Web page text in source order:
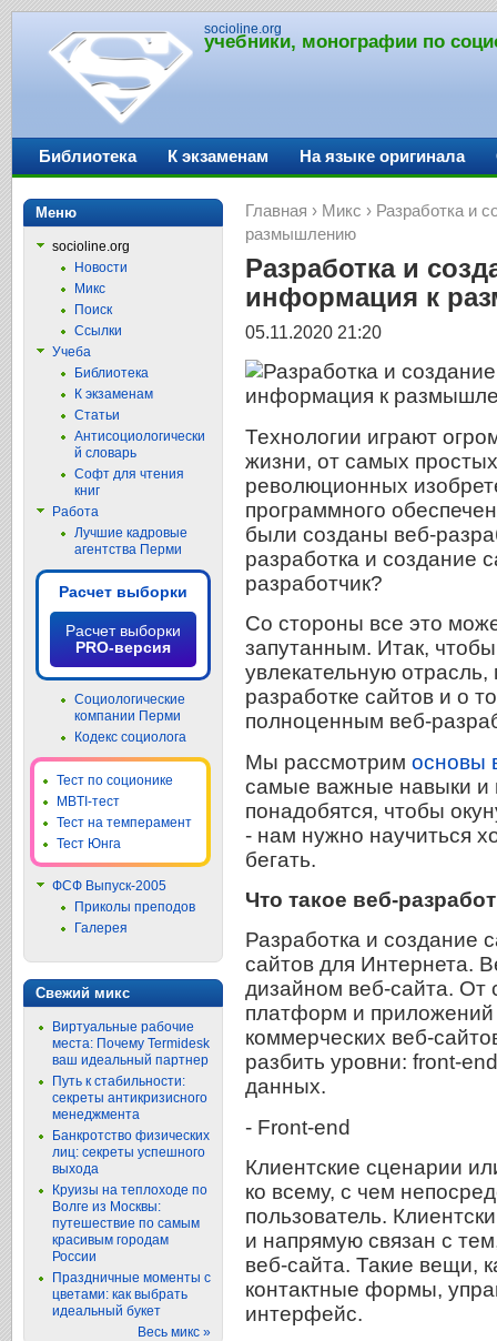
socioline.org
учебники, монографии по
Главная › Микс › Разработка и
размышлению
Разработка и
информация к
05.11.2020 21:20
Технологии играют
жизни, от самых
революционных
программного
были созданы веб-
разработка и создание
разработчик?
Со стороны все это
запутанным. Итак,
увлекательную
разработке сайтов и о
полноценным веб-
Мы рассмотрим основы
самые важные навыки и
понадобятся, чтобы
- нам нужно научиться
бегать.
Что такое веб-
Разработка и создание
сайтов для Интернета.
дизайном веб-сайта. От
платформ и приложений
коммерческих веб-
разбить уровни: front-
данных.
- Front-end
Клиентские сценарии
ко всему, с чем
пользователь.
и напрямую связан с
веб-сайта. Такие вещи,
контактные формы,
интерфейс.
Библиотека К экзаменам На языке оригинала
Меню
socioline.org
Новости
Микс
Поиск
Ссылки
Учеба
Библиотека
К экзаменам
Статьи
Антисоциологически
й словарь
Софт для чтения
книг
Работа
Лучшие кадровые
агентства Перми
Расчет выборки
Расчет выборки
PRO-версия
Социологические
компании Перми
Кодекс социолога
Тест по соционике
MBTI-тест
Тест на темперамент
Тест Юнга
ФСФ Выпуск-2005
Приколы преподов
Галерея
Свежий микс
Виртуальные рабочие
места: Почему Termidesk
ваш идеальный партнер
Путь к стабильности:
секреты антикризисного
менеджмента
Банкротство физических
лиц: секреты успешного
выхода
Круизы на теплоходе по
Волге из Москвы:
путешествие по самым
красивым городам
России
Праздничные моменты с
цветами: как выбрать
идеальный букет
Весь микс »